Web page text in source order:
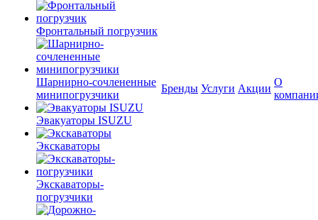
Фронтальный погрузчик
Шарнирно-сочлененные
минипогрузчики
Эвакуаторы ISUZU
Экскаваторы
Экскаваторы-
погрузчики
Бренды Услуги Акции
О